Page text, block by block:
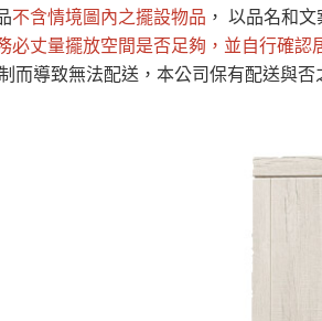
不含情境圖內之擺設物品 ， 以品名和
必丈量擺放空間是否足夠 ，並自行確認
而導致無法配送，本公司保有配送與
桃園
接單後二日內(不含例假日)，我們客服
（線上客服 LINE → @dershin）
下單前先詢問是否現貨，若未詢問下單
苗栗至基隆；其它地區暫不開放，如
本公司保有出貨的
保護物流人員的工作安全，賣家無提